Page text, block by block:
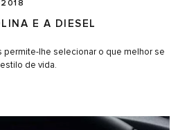
E A DIESEL
permite-lhe selecionar o que melhor se
de vida.